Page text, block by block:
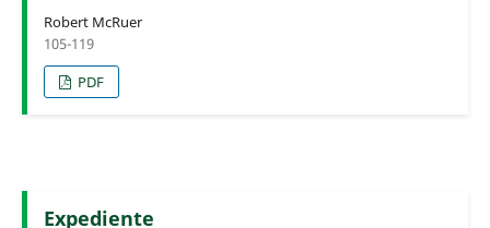
Robert McRuer
105-119
PDF
Expediente